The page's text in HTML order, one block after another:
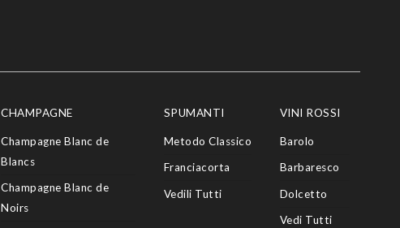
CHAMPAGNE
Champagne Blanc de
Blancs
Champagne Blanc de
Noirs
SPUMANTI
Metodo Classico
Franciacorta
Vedili Tutti
VINI ROSSI
Barolo
Barbaresco
Dolcetto
Vedi Tutti